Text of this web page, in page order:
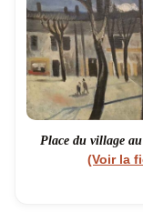
Place du village
(Voir la